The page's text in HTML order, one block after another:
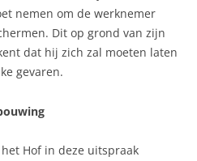
nemen om de werknemer
Dit op grond van zijn
dat hij zich zal moeten laten
gevaren.
Hof in deze uitspraak